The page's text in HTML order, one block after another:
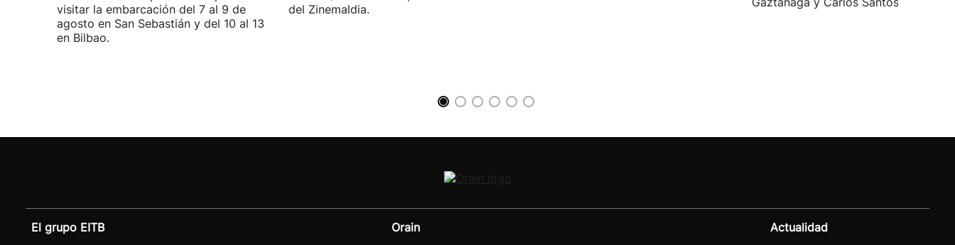
visitar la embarcación del 7 al 9 de
agosto en San Sebastián y del 10 al 13
en Bilbao.
del Zinemaldia.
El grupo EITB Orain Actualidad